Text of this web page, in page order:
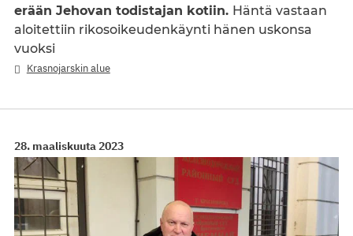
erään Jehovan todistajan kotiin. Häntä vastaan
aloitettiin rikosoikeudenkäynti hänen uskonsa
vuoksi
Krasnojarskin alue
28. maaliskuuta 2023